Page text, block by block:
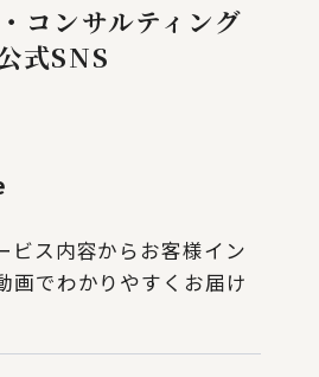
コンサルティング
式SNS
ビス内容からお客様イン
画でわかりやすくお届け